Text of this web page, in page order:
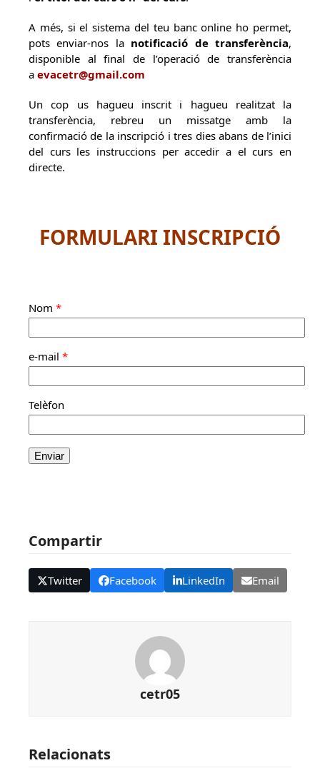
A més, si el sistema del teu banc online ho permet,
pots enviar-nos la notificació de transferència,
disponible al final de l’operació de transferència
a evacetr@gmail.com
Un cop us hagueu inscrit i hagueu realitzat la
transferència, rebreu un missatge amb la
confirmació de la inscripció i tres dies abans de l’inici
del curs les instruccions per accedir a el curs en
directe.
FORMULARI INSCRIPCIÓ
Nom *
e-mail *
Telèfon
Compartir
Twitter Facebook LinkedIn Email
cetr05
Relacionats